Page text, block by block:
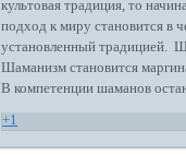
культовая традиция, то
подход к миру становится в
установленный традицией.
Шаманизм становится
В компетенции шаманов
+1